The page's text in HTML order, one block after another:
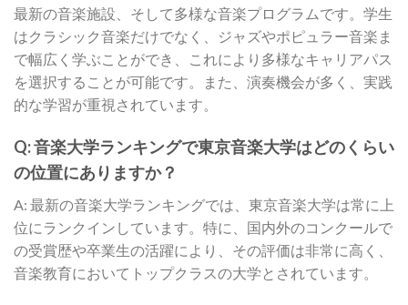
最新の音楽施設、そして多様な音楽プログラムです。学生
はクラシック音楽だけでなく、ジャズやポピュラー音楽ま
で幅広く学ぶことができ、これにより多様なキャリアパス
を選択することが可能です。また、演奏機会が多く、実践
的な学習が重視されています。
Q: 音楽大学ランキングで東京音楽大学はどのくらい
の位置にありますか？
A: 最新の音楽大学ランキングでは、東京音楽大学は常に上
位にランクインしています。特に、国内外のコンクールで
の受賞歴や卒業生の活躍により、その評価は非常に高く、
音楽教育においてトップクラスの大学とされています。